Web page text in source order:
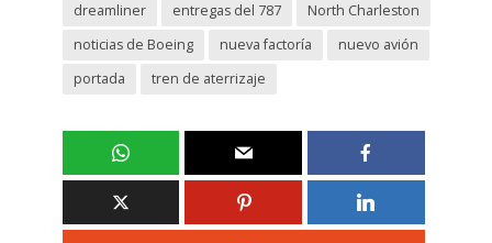
dreamliner
entregas del 787
North Charleston
noticias de Boeing
nueva factoría
nuevo avión
portada
tren de aterrizaje